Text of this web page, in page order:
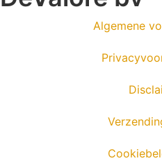
Algemene